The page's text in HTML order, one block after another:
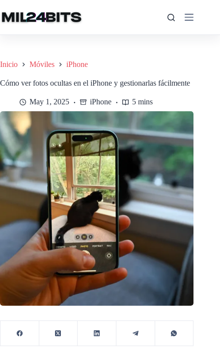
al
contenido
Inicio Móviles iPhone
Cómo ver fotos ocultas en el iPhone y gestionarlas fácilmente
May 1, 2025 iPhone 5 mins